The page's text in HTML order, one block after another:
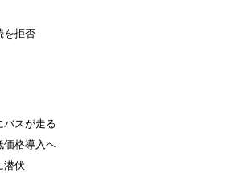
を拒否
バスが走る
価格導入へ
潜伏